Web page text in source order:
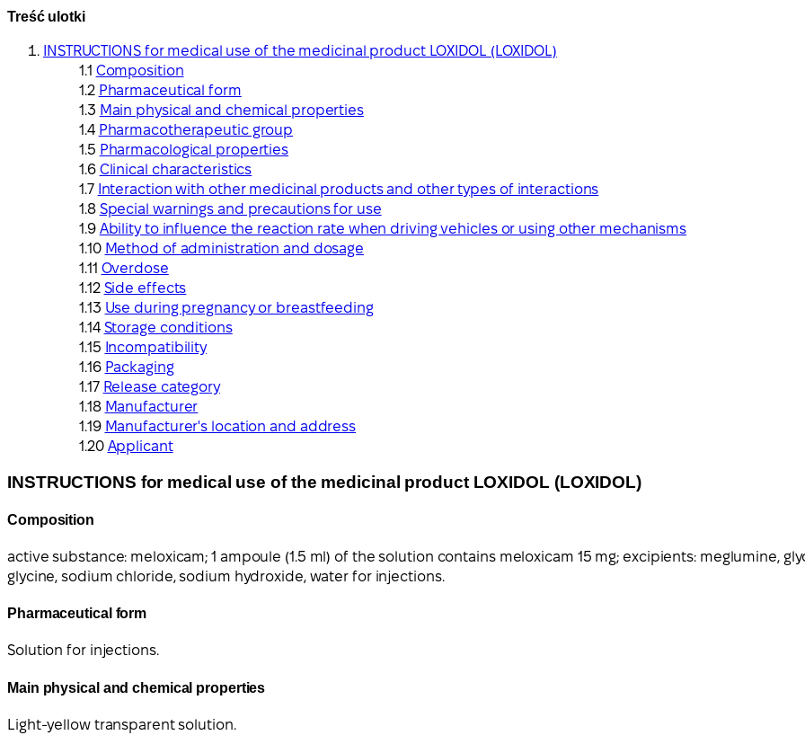
Treść ulotki
INSTRUCTIONS for medical use of the medicinal product LOXIDOL (LOXIDOL)
Composition
Pharmaceutical form
Main physical and chemical properties
Pharmacotherapeutic group
Pharmacological properties
Clinical characteristics
Interaction with other medicinal products and other types of interactions
Special warnings and precautions for use
Ability to influence the reaction rate when driving vehicles or using other mechanisms
Method of administration and dosage
Overdose
Side effects
Use during pregnancy or breastfeeding
Storage conditions
Incompatibility
Packaging
Release category
Manufacturer
Manufacturer's location and address
Applicant
INSTRUCTIONS for medical use of the medicinal product LOXIDOL (LOXIDOL)
Composition
active substance: meloxicam; 1 ampoule (1.5 ml) of the solution contains meloxicam 15 mg; excipients: meglumine,
glycine, sodium chloride, sodium hydroxide, water for injections.
Pharmaceutical form
Solution for injections.
Main physical and chemical properties
Light-yellow transparent solution.